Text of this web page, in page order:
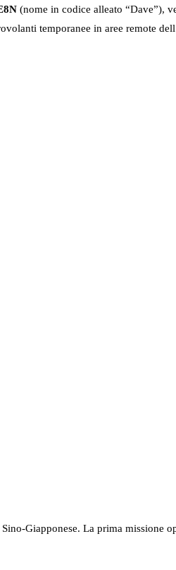
(nome in codice alleato “Dave”),
temporanee in aree remote
Giapponese. La prima missione